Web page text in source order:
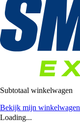
Subtotaal winkelwagen
Bekijk mijn winkelwagen
Loading...